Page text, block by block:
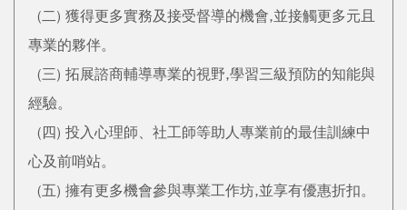
(二) 獲得更多實務及接受督導的機會,並接觸更多元且
專業的夥伴。
(三) 拓展諮商輔導專業的視野,學習三級預防的知能與
經驗。
(四) 投入心理師、社工師等助人專業前的最佳訓練中
心及前哨站。
(五) 擁有更多機會參與專業工作坊,並享有優惠折扣。